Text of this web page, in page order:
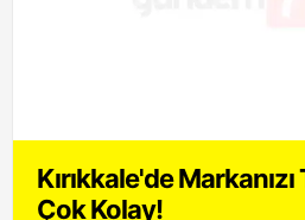
Kırıkkale'de
Çok Kolay!